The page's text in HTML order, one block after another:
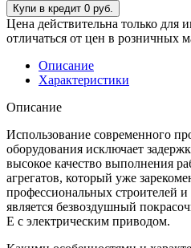
Цена действительна только для
отличаться от цен в розничных
Описание
Характеристики
Описание
Использование современного
оборудования исключает
высокое качество выполнения
агрегатов, который уже
профессиональных строителей и
является безвоздушный
E с электрическим приводом.